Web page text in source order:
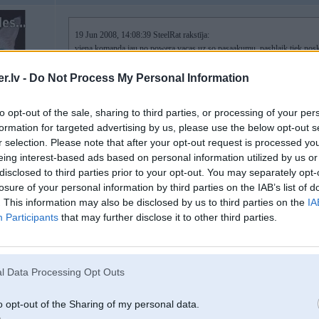
- Do Not Process My Personal Information
opt-out of the sale, sharing to third parties, or processing of your
for targeted advertising by us, please use the below opt-out
selection. Please note that after your opt-out request is processed
interest-based ads based on personal information utilized by us
to third parties prior to your opt-out. You may separately
of your personal information by third parties on the IAB’s list of
This information may also be disclosed by us to third parties on the
Participants that may further disclose it to other third parties.
Data Processing Opt Outs
opt-out of the Sharing of my personal data.
19 Jun 2008, 14:08:39 SteelRat rakstīja:
viena komanda jau no powera vacas uz so pasaakumu, pashlaik tiek
vienigais cerams ka drikstes latviski runat turnira laka un par to orgi
kas ir komandaa?
-----------------
"Trees're always a relief, after people." (c) D. Mitchell
19. Jun 2008, 17:20